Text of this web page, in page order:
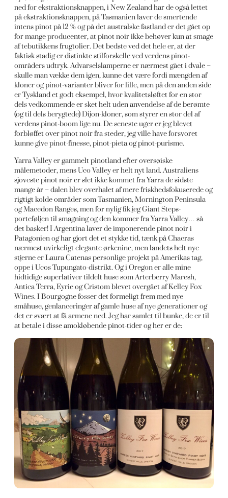
ned for ekstraktionsknappen, i New Zealand har de også lettet
på ekstraktionsknappen, på Tasmanien laver de smertende
intens pinot på 12 % og på det australske fastland er det gået op
for mange producenter, at pinot noir ikke behøver kun at smage
af tebutikkens frugtolier. Det bedste ved det hele er, at der
faktisk stadig er distinkte stilforskelle ved verdens pinot-
områders udtryk. Advarselslamperne er nærmest gået i dvale –
skulle man vække dem igen, kunne det være fordi mængden af
kloner og pinot-varianter bliver for lille, men på den anden side
er Tyskland et godt eksempel, hvor kvalitetsløftet for en stor
dels vedkommende er sket helt uden anvendelse af de berømte
(og til dels berygtede) Dijon-kloner, som styrer en stor del af
verdens pinot-boom lige nu. De seneste uger er jeg blevet
forbløffet over pinot noir fra steder, jeg ville have forsvoret
kunne give pinot-finesse, pinot-pieta og pinot-purisme.
Yarra Valley er gammelt pinotland efter oversøiske
målemetoder, mens Uco Valley er helt nyt land. Australiens
sjoveste pinot noir er slet ikke kommet fra Yarra de sidste
mange år – dalen blev overhalet af mere friskhedsfokuserede og
rigtigt kolde områder som Tasmanien, Mornington Peninsula
og Macedon Ranges, men for nylig fik jeg Giant Steps-
porteføljen til smagning og den kommer fra Yarra Valley… så
det basker! I Argentina laver de imponerende pinot noir i
Patagonien og har gjort det et stykke tid, tænk på Chacras
nærmest uvirkeligt elegante ørkenine, men landets helt nye
stjerne er Laura Catenas personlige projekt på Amerikas tag,
oppe i Ucos Tupungato-distrikt. Og i Oregon er alle mine
hidtidige superlativer tildelt huse som Arterberry Maresh,
Antica Terra, Eyrie og Cristom blevet overgået af Kelley Fox
Wines. I Bourgogne fosser det formeligt frem med nye
småhuse, genlanceringer af gamle huse af nye generationer og
det er svært at få armene ned. Jeg har samlet til bunke, de er til
at betale i disse amokløbende pinot-tider og her er de: